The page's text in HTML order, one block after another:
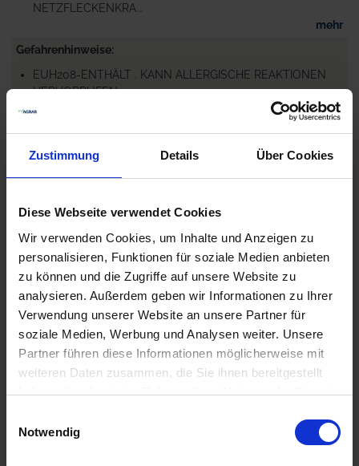
Zustimmung Details Über Cookies
Diese Webseite verwendet Cookies
Wir verwenden Cookies, um Inhalte und Anzeigen zu
personalisieren, Funktionen für soziale Medien anbieten
zu können und die Zugriffe auf unsere Website zu
analysieren. Außerdem geben wir Informationen zu Ihrer
Verwendung unserer Website an unsere Partner für
soziale Medien, Werbung und Analysen weiter. Unsere
Partner führen diese Informationen möglicherweise mit
weiteren Daten zusammen, die Sie ihnen bereitgestellt
haben oder die sie im Rahmen Ihrer Nutzung der Dienste
Notwendig
NETZFLECKENKRA...
mehr
Gefahrenhinweise
EUH208-ENTHÄLT . KANN ALLERGISCHE REAKTIONEN
HERVORRUFEN.
EUH401-ZUR VERMEIDUNG VON RISIKEN FÜR MEN...
Sicherheitshinweise
P101-IST ÄRZTLICHER RAT ERFORDERLICH,
BEREITHALTEN.
Empfohlene Produkte